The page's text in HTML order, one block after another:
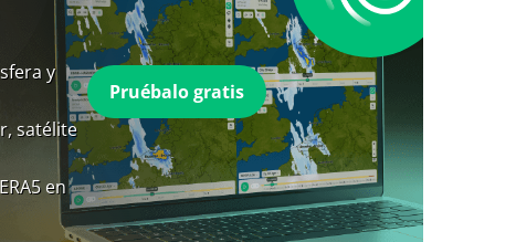
y
satélite
en
Pruébalo gratis